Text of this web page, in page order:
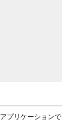
プリケーションで